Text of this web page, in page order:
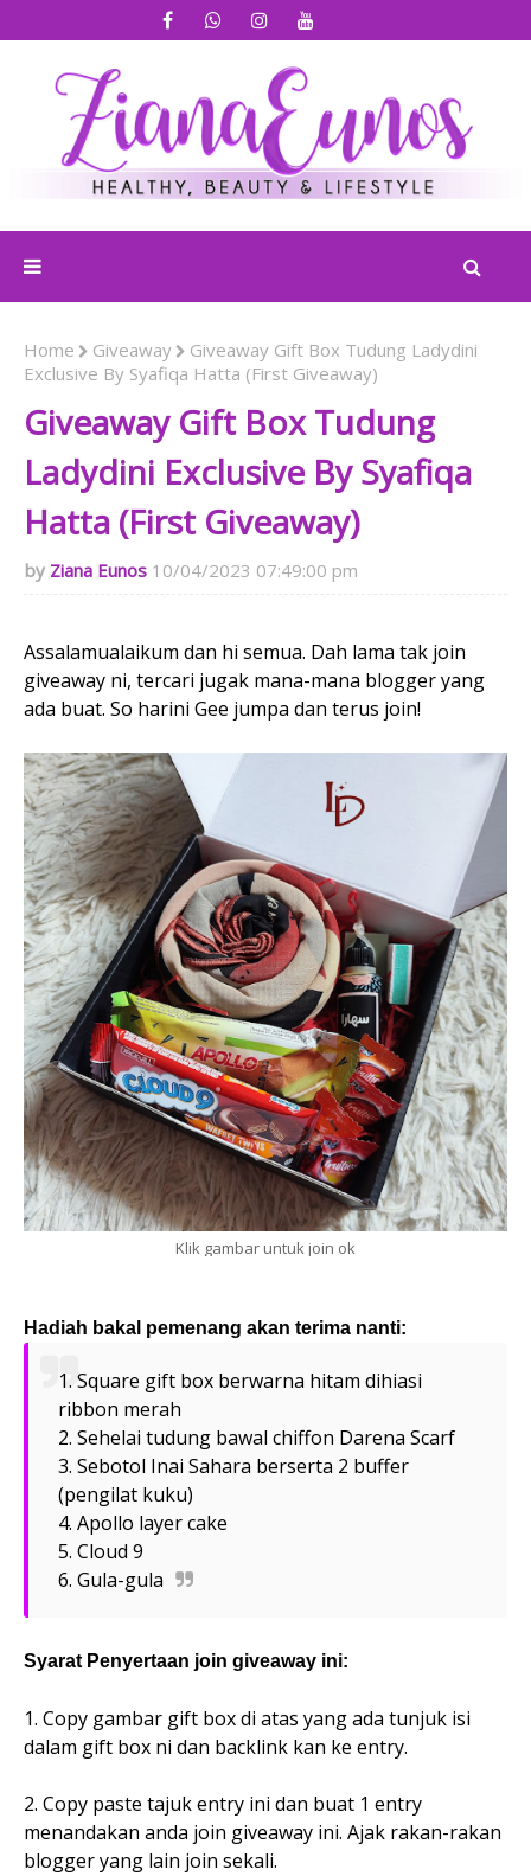
Home Giveaway
Giveaway Gift Box Tudung Ladydini
Exclusive By Syafiqa Hatta (First Giveaway)
Giveaway Gift Box Tudung
Ladydini Exclusive By Syafiqa
Hatta (First Giveaway)
Ziana Eunos 10/04/2023 07:49:00 pm
Assalamualaikum dan hi semua. Dah lama tak join
giveaway ni, tercari jugak mana-mana blogger yang
ada buat. So harini Gee jumpa dan terus join!
Klik gambar untuk join ok
Hadiah bakal pemenang akan terima nanti:
1. Square gift box berwarna hitam dihiasi
ribbon merah
2. Sehelai tudung bawal chiffon Darena Scarf
3. Sebotol Inai Sahara berserta 2 buffer
(pengilat kuku)
4. Apollo layer cake
5. Cloud 9
6. Gula-gula
Syarat Penyertaan join giveaway ini:
1. Copy gambar gift box di atas yang ada tunjuk isi
dalam gift box ni dan backlink kan ke entry.
2. Copy paste tajuk entry ini dan buat 1 entry
menandakan anda join giveaway ini. Ajak rakan-rakan
blogger yang lain join sekali.